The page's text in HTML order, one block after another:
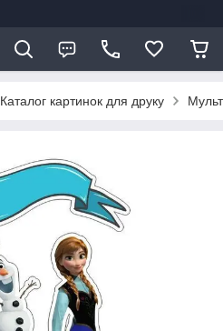
Каталог картинок для друку